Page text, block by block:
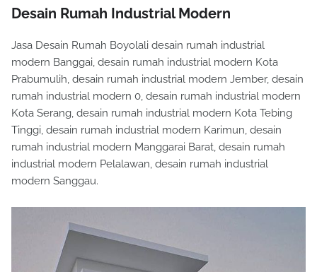
Desain Rumah Industrial Modern
Jasa Desain Rumah Boyolali desain rumah industrial
modern Banggai, desain rumah industrial modern Kota
Prabumulih, desain rumah industrial modern Jember, desain
rumah industrial modern 0, desain rumah industrial modern
Kota Serang, desain rumah industrial modern Kota Tebing
Tinggi, desain rumah industrial modern Karimun, desain
rumah industrial modern Manggarai Barat, desain rumah
industrial modern Pelalawan, desain rumah industrial
modern Sanggau.